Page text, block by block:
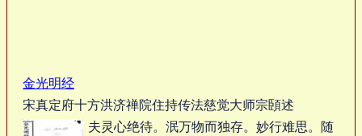
金光明经
宋真定府十方洪济禅院住持传法慈觉大师宗頣述
夫灵心绝待。泯万物而独存。妙行难思。随